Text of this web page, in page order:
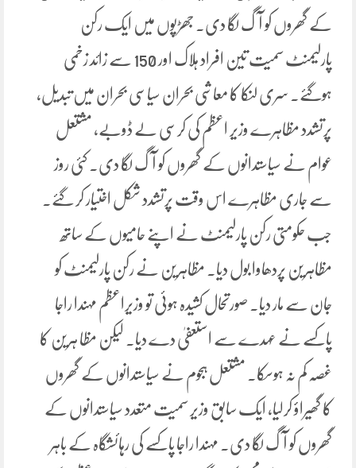
کے گھروں کو آگ لگا دی۔ جھڑپوں میں ایک رکن
پارلیمنٹ سمیت تین افراد ہلاک اور 150 سے زائد زخمی
ہوگئے۔ سری لنکا کا معاشی بحران سیاسی بحران میں تبدیل،
پرتشدد مظاہرے وزیر اعظم کی کرسی لے ڈوبے، مشتعل
عوام نے سیاستدانوں کے گھروں کو آگ لگا دی۔ کئی روز
سے جاری مظاہرے اس وقت پرتشدد شکل اختیار کر گئے۔
جب حکومتی رکن پارلیمنٹ نے اپنے حامیوں کے ساتھ
مظاہرین پردھاوا بول دیا۔ مظاہرین نے رکن پارلیمنٹ کو
جان سے مار دیا۔ صورتحال کشیدہ ہوئی تو وزیراعظم مہندا راجا
پاکسے نے عہدے سے استعفیٰ دے دیا۔ لیکن مظا ہرین کا
غصہ کم نہ ہوسکا۔ مشتعل ہجوم نے سیاستدانوں کے گھروں
کا گھیراؤ کرلیا، ایک سابق وزیر سمیت متعدد سیاستدانوں کے
گھروں کو آگ لگا دی۔ مہندا راجا پاکسے کی رہائشگاہ کے باہر